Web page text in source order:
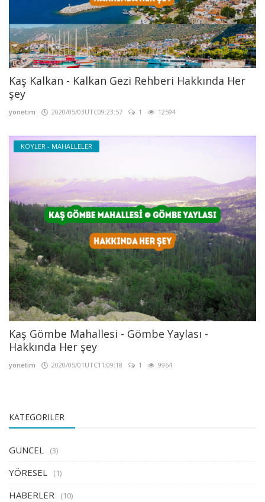
Kaş Kalkan - Kalkan Gezi Rehberi Hakkında Her
şey
yonetim 2020/05/03UTC09:23:57 1 12594
KÖYLER - MAHALLELER
Kaş Gömbe Mahallesi - Gömbe Yaylası -
Hakkında Her şey
yonetim 2020/05/01UTC11:09:18 1 9964
KATEGORILER
GÜNCEL (3)
YÖRESEL (1)
HABERLER (10)